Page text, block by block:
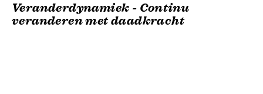
Veranderdynamiek - Continu
veranderen met daadkracht